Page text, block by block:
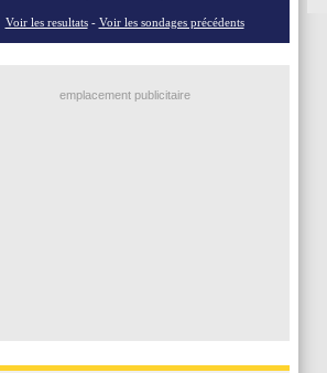
Voir les resultats - Voir les sondages précédents
emplacement publicitaire